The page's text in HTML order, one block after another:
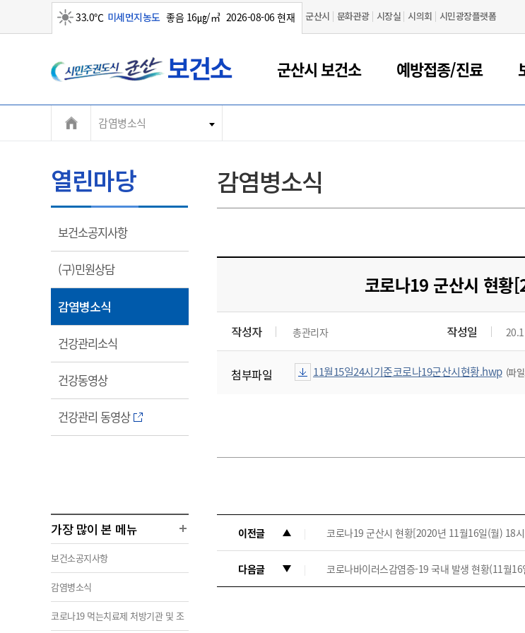
33.0℃ 미세먼지농도 좋음 16㎍/㎥ 2026-08-06 현재 군산시 문화관광 시장실 시의회 시민광장플랫폼
산
시
군산시 보건소 예방접종/진료
감염병소식
열린마당
보건소공지사항열
림
(구)민원상담열
림
감염병소식
림
건강관리소식
림
건강동영상열
림
건강관리 동영상열
림
가장 많이 본 메뉴
보건소공지사항
감염병소식
코로나19 먹는치료제 처방기관 및 조
감염병소식
코로나19 군산시 현
작성자 총관리자 작성일
첨부파일 11월15일24시기준코로나19군산시현황.hwp (파
이전글 코로나19 군산시 현황[2020년 11월16일(월) 18
다음글 코로나바이러스감염증-19 국내 발생 현황(11월